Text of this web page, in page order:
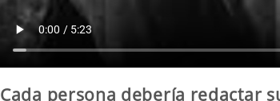
Cada persona debería redactar